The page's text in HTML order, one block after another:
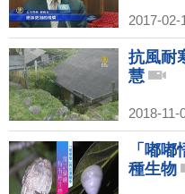
2017-02-
抗風耐
慧
2018-11-
「嘟
種生物